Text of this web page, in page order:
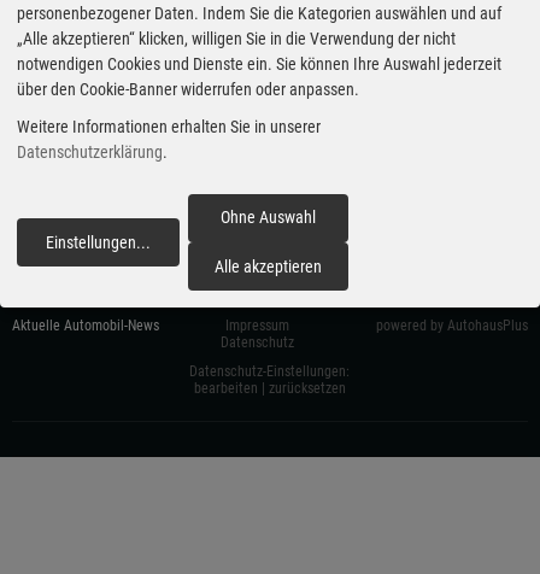
Investorentag vorstellte.
Aktuelle Automobil-News
Impressum
Datenschutz
Datenschutz-Einstellungen:
bearbeiten
zurücksetzen
powered by AutohausPlus
personenbezogener Daten. Indem Sie die Kategorien auswählen und auf
„Alle akzeptieren“ klicken, willigen Sie in die Verwendung der nicht
notwendigen Cookies und Dienste ein. Sie können Ihre Auswahl jederzeit
über den Cookie-Banner widerrufen oder anpassen.
Weitere Informationen erhalten Sie in unserer
Datenschutzerklärung.
Einstellungen...
Ohne Auswahl
Alle akzeptieren